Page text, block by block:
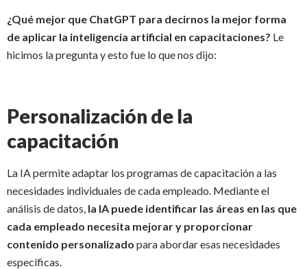
¿Qué mejor que ChatGPT para decirnos la mejor forma
de aplicar la inteligencia artificial en capacitaciones? Le
hicimos la pregunta y esto fue lo que nos dijo:
Personalización de la
capacitación
La IA permite adaptar los programas de capacitación a las
necesidades individuales de cada empleado. Mediante el
análisis de datos, la IA puede identificar las áreas en las que
cada empleado necesita mejorar y proporcionar
contenido personalizado para abordar esas necesidades
específicas.